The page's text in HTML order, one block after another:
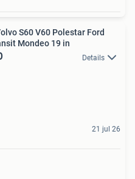
S60 V60 Polestar Ford
Mondeo 19 in
Details
21 jul 26